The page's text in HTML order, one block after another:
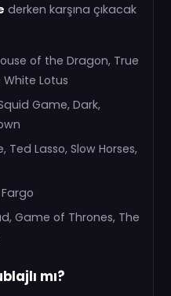
derken karşına çıkacak
of the Dragon, True
Lotus
Game, Dark,
Ted Lasso, Slow Horses,
Game of Thrones, The
mı?